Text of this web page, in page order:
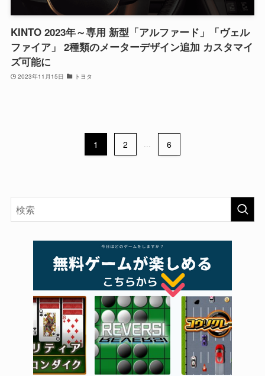
KINTO 2023年～専用 新型「アルファード」「ヴェル
ファイア」 2種類のメーターデザイン追加 カスタマイ
ズ可能に
2023年11月15日 トヨタ
1 2 ... 6